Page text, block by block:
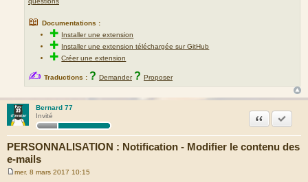
📖 Documentations :
✚ Installer une extension
✚ Installer une extension téléchargée sur GitHub
✚Créer une extension
✍ Traductions : ? Demander ? Proposer
Bernard 77
Invité
PERSONNALISATION : Notification - Modifier le contenu des
e-mails
Citation
mer. 8 mars 2017 10:15